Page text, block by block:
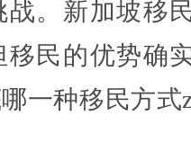
战。新加坡移
移民的优势确
一种移民方式